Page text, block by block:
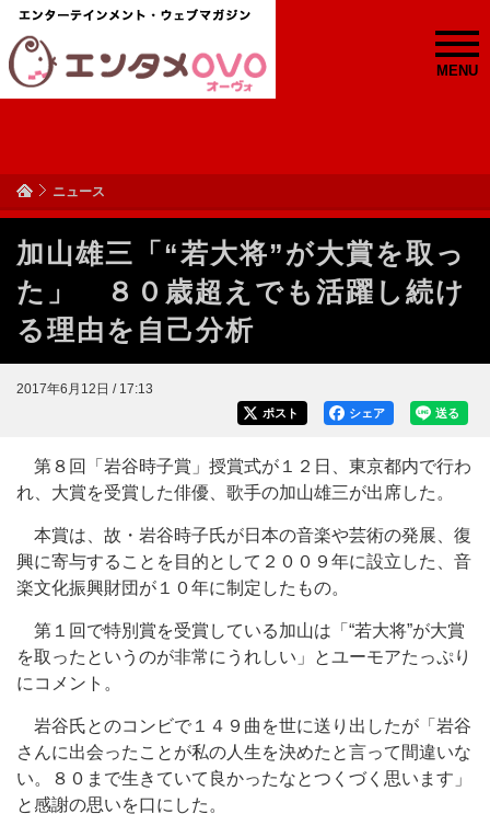
MENU
ニュース
加山雄三「“若大将”が大賞を取っ
た」 ８０歳超えでも活躍し続け
る理由を自己分析
2017年6月12日 / 17:13
送る
シェア
ポスト
第８回「岩谷時子賞」授賞式が１２日、東京都内で行わ
れ、大賞を受賞した俳優、歌手の加山雄三が出席した。
本賞は、故・岩谷時子氏が日本の音楽や芸術の発展、復
興に寄与することを目的として２００９年に設立した、音
楽文化振興財団が１０年に制定したもの。
第１回で特別賞を受賞している加山は「“若大将”が大賞
を取ったというのが非常にうれしい」とユーモアたっぷり
にコメント。
岩谷氏とのコンビで１４９曲を世に送り出したが「岩谷
さんに出会ったことが私の人生を決めたと言って間違いな
い。８０まで生きていて良かったなとつくづく思います」
と感謝の思いを口にした。